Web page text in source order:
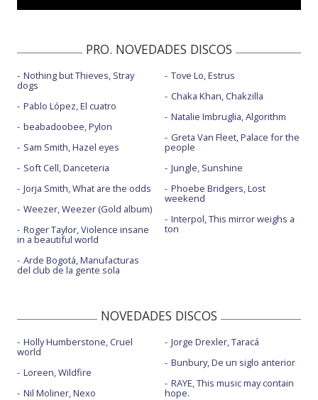
PRO. NOVEDADES DISCOS
Nothing but Thieves, Stray
dogs
Pablo López, El cuatro
beabadoobee, Pylon
Sam Smith, Hazel eyes
Soft Cell, Danceteria
Jorja Smith, What are the odds
Weezer, Weezer (Gold album)
Roger Taylor, Violence insane
in a beautiful world
Arde Bogotá, Manufacturas
del club de la gente sola
Tove Lo, Estrus
Chaka Khan, Chakzilla
Natalie Imbruglia, Algorithm
Greta Van Fleet, Palace for the
people
Jungle, Sunshine
Phoebe Bridgers, Lost
weekend
Interpol, This mirror weighs a
ton
NOVEDADES DISCOS
Holly Humberstone, Cruel
world
Loreen, Wildfire
Nil Moliner, Nexo
Jorge Drexler, Taracá
Bunbury, De un siglo anterior
RAYE, This music may contain
hope.